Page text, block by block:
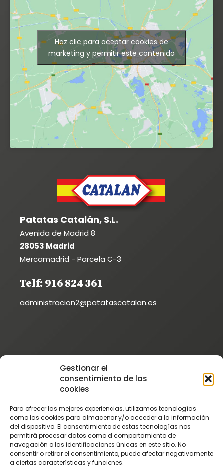
Gestionar el
consentimiento de las
cookies
Para ofrecer las mejores experiencias, utilizamos tecnologías
como las cookies para almacenar y/o acceder a la información
del dispositivo. El consentimiento de estas tecnologías nos
permitirá procesar datos como el comportamiento de
navegación o las identificaciones únicas en este sitio. No
consentir o retirar el consentimiento, puede afectar negativamente
a ciertas características y funciones.
Haz clic para aceptar cookies de
marketing y permitir este contenido
Patatas Catalán, S.L.
Avenida de Madrid 8
28053 Madrid
Mercamadrid - Parcela C-3
Telf: 916 824 361
administracion2@patatascatalan.es
Instagram
@patatascatalan
Facebook
Vimeo
Patatascatalan
Youtube
PatatasCatalan